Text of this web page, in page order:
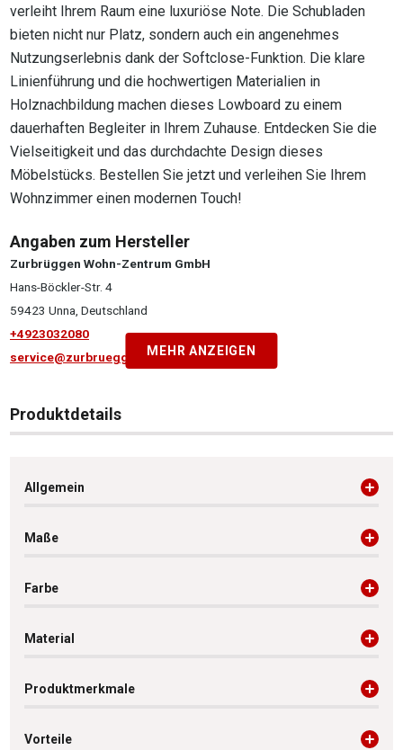
verleiht Ihrem Raum eine luxuriöse Note. Die Schubladen
bieten nicht nur Platz, sondern auch ein angenehmes
Nutzungserlebnis dank der Softclose-Funktion. Die klare
Linienführung und die hochwertigen Materialien in
Holznachbildung machen dieses Lowboard zu einem
dauerhaften Begleiter in Ihrem Zuhause. Entdecken Sie die
Vielseitigkeit und das durchdachte Design dieses
Möbelstücks. Bestellen Sie jetzt und verleihen Sie Ihrem
Wohnzimmer einen modernen Touch!
Angaben zum Hersteller
Zurbrüggen Wohn-Zentrum GmbH
Hans-Böckler-Str. 4
59423 Unna, Deutschland
+4923032080
service@zurbrueggen.deMEHR ANZEIGEN
Produktdetails
Allgemein
Maße
Farbe
Material
Produktmerkmale
Vorteile